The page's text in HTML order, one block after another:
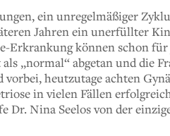
ein unregelmäßiger
Jahren ein unerfüllter
Erkrankung können schon
„normal“ abgetan und die
heutzutage achten
in vielen Fällen
Dr. Nina Seelos von der